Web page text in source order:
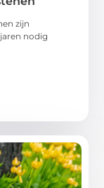
zijn
nodig